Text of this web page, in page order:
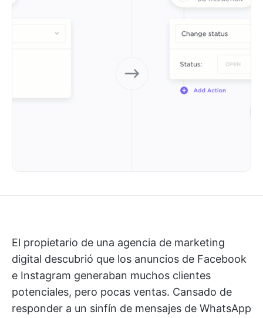
El propietario de una agencia de marketing
digital descubrió que los anuncios de Facebook
e Instagram generaban muchos clientes
potenciales, pero pocas ventas. Cansado de
responder a un sinfín de mensajes de WhatsApp